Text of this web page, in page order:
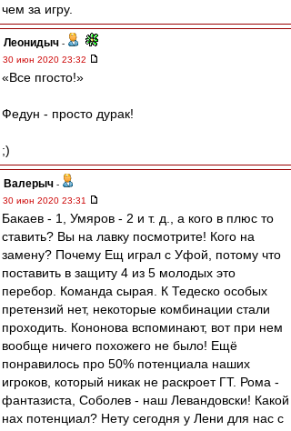
чем за игру.
Леонидыч -
30 июн 2020 23:32
«Все пгосто!»
Федун - просто дурак!
;)
Валерыч -
30 июн 2020 23:31
Бакаев - 1, Умяров - 2 и т. д., а кого в плюс то
ставить? Вы на лавку посмотрите! Кого на
замену? Почему Ещ играл с Уфой, потому что
поставить в защиту 4 из 5 молодых это
перебор. Команда сырая. К Тедеско особых
претензий нет, некоторые комбинации стали
проходить. Кононова вспоминают, вот при нем
вообще ничего похожего не было! Ещё
понравилось про 50% потенциала наших
игроков, который никак не раскроет ГТ. Рома -
фантазиста, Соболев - наш Левандовски! Какой
нах потенциал? Нету сегодня у Лени для нас с